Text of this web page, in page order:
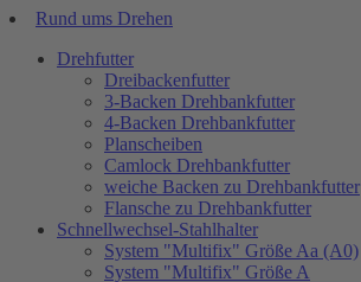
Rund ums Drehen
Drehfutter
Dreibackenfutter
3-Backen Drehbankfutter
4-Backen Drehbankfutter
Planscheiben
Camlock Drehbankfutter
weiche Backen zu Drehbankfutter
Flansche zu Drehbankfutter
Schnellwechsel-Stahlhalter
System "Multifix" Größe Aa (A0)
System "Multifix" Größe A